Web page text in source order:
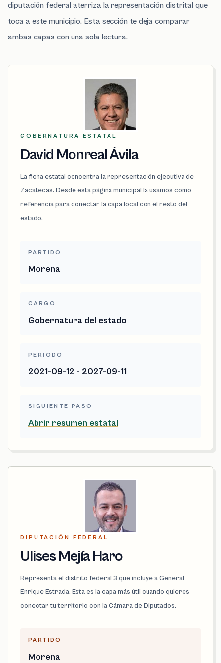
diputación federal aterriza la representación distrital que
toca a este municipio. Esta sección te deja comparar
ambas capas con una sola lectura.
GOBERNATURA ESTATAL
David Monreal Ávila
La ficha estatal concentra la representación ejecutiva de
Zacatecas. Desde esta página municipal la usamos como
referencia para conectar la capa local con el resto del
estado.
PARTIDO
Morena
CARGO
Gobernatura del estado
PERIODO
2021-09-12 - 2027-09-11
SIGUIENTE PASO
Abrir resumen estatal
DIPUTACIÓN FEDERAL
Ulises Mejía Haro
Representa el distrito federal 3 que incluye a General
Enrique Estrada. Esta es la capa más útil cuando quieres
conectar tu territorio con la Cámara de Diputados.
PARTIDO
Morena